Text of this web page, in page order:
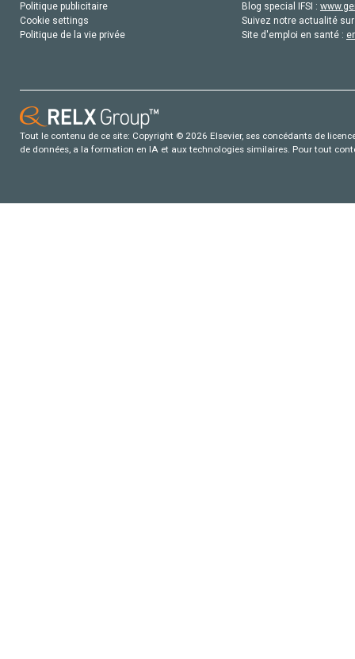
Politique publicitaire
Cookie settings
Politique de la vie privée
Blog special IFSI :
Suivez notre actualité
Site d'emploi en santé :
Tout le contenu de ce site: Copyright © 2026 Elsevier, ses concédants de
de données, a la formation en IA et aux technologies similaires. Pour tout